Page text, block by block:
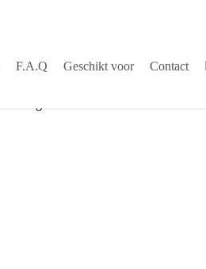
F.A.Q Geschikt voor Contact